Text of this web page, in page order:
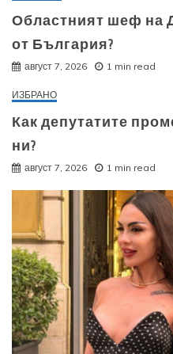
Областният шеф на
от България?
август 7, 2026 1 min read
ИЗБРАНО
Как депутатите
ни?
август 7, 2026 1 min read